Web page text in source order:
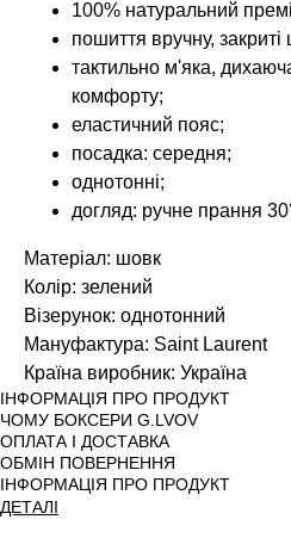
100% натуральний
пошиття вручну,
тактильно м'яка,
комфорту;
еластичний пояс;
посадка: середня;
однотонні;
догляд: ручне прання
Матеріал: шовк
Колір: зелений
Візерунок: однотонний
Мануфактура: Saint Laurent
Країна виробник: Україна
ІНФОРМАЦІЯ ПРО ПРОДУКТ
ЧОМУ БОКСЕРИ G.LVOV
ОПЛАТА І ДОСТАВКА
ОБМІН ПОВЕРНЕННЯ
ІНФОРМАЦІЯ ПРО ПРОДУКТ
ДЕТАЛІ